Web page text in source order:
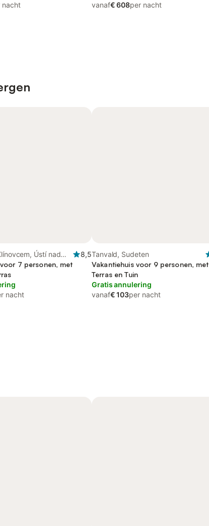
nacht
vanaf€ 608per nacht
Ústí nad
8,5
7 personen, met
nacht
Tanvald, Sudeten
Vakantiehuis voor 9 personen, met
Terras en Tuin
Gratis annulering
vanaf€ 103per nacht